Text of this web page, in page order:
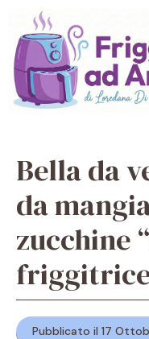
contenuto
Bella da
da
zucchine
Pubblicato il 17